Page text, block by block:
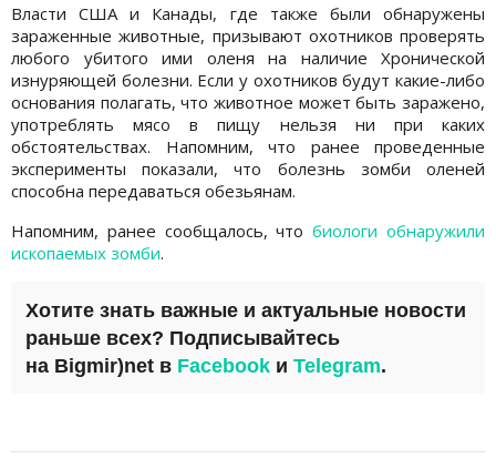
Власти США и Канады, где также были обнаружены
зараженные животные, призывают охотников проверять
любого убитого ими оленя на наличие Хронической
изнуряющей болезни. Если у охотников будут какие-либо
основания полагать, что животное может быть заражено,
употреблять мясо в пищу нельзя ни при каких
обстоятельствах. Напомним, что ранее проведенные
эксперименты показали, что болезнь зомби оленей
способна передаваться обезьянам.
Напомним, ранее сообщалось, чтобиологи обнаружили
ископаемых зомби.
Хотите знать важные и актуальные новости
раньше всех? Подписывайтесь
на Bigmir)net в Facebook и Telegram.